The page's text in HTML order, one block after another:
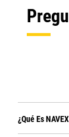
¿Qué Es